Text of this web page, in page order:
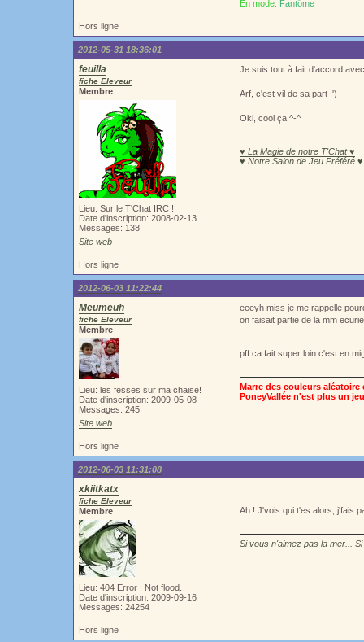
En mode: Fantôme
Hors ligne
2012-05-31 18:36:01
feuilla
fiche Eleveur
Membre
Lieu: Sur le T'Chat IRC !
Date d'inscription: 2008-02-13
Messages: 138
Site web
Je suis tout à fait d'accord
Arf, c'est vil de sa part :')
Oki, cool ça ^-^
♥ La Magie de notre T'Chat ♥
♥ Notre Salon de Jeu Préféré ♥
Hors ligne
2012-06-03 11:22:44
Meumeuh
fiche Eleveur
Membre
Lieu: les fesses sur ma chaise!
Date d'inscription: 2009-05-08
Messages: 245
Site web
eeeyh miss je me rappelle
on faisait partie de la mm
pff ca fait super loin c'est en
Marre des couleurs
PoneyVallée n'est plus un
Hors ligne
2012-06-03 11:31:08
xkiitkatx
fiche Eleveur
Membre
Lieu: 404 Error : Not flood.
Date d'inscription: 2009-09-16
Messages: 24254
Ah ! J'vois qui t'es alors, j'fais
Si vous n'aimez pas la mer...
Hors ligne